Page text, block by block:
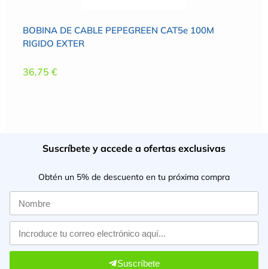
BOBINA DE CABLE PEPEGREEN CAT5e 100M
RIGIDO EXTER
36,75 €
Suscríbete y accede a ofertas exclusivas
Obtén un 5% de descuento en tu próxima compra
Suscríbete